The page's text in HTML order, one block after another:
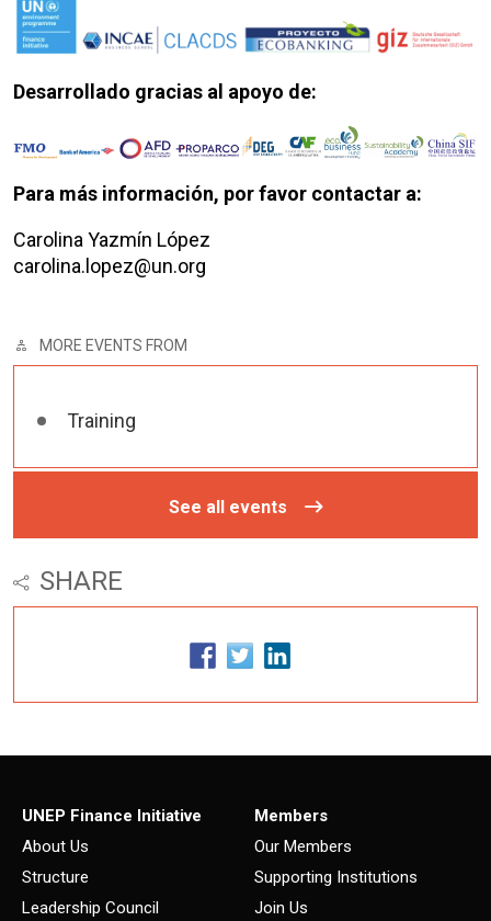
Desarrollado gracias al apoyo de:
Para más información, por favor contactar a:
Carolina Yazmín López
carolina.lopez@un.org
MORE EVENTS FROM
Training
See all events
SHARE
UNEP Finance Initiative
About Us
Structure
Leadership Council
Members
Our Members
Supporting Institutions
Join Us